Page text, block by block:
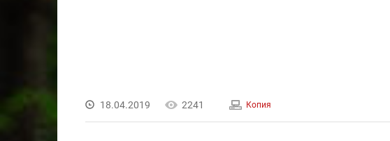
18.04.2019 2241 Копия